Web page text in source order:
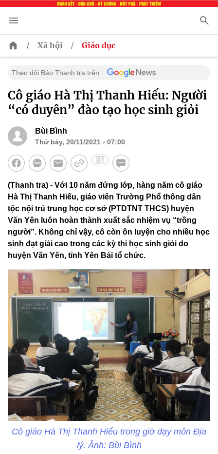
/ Xã hội / Giáo dục
Theo dõi Báo Thanh tra trên
Cô giáo Hà Thị Thanh Hiếu: Người
“có duyên” đào tạo học sinh giỏi
Bùi Bình
Thứ bảy, 20/11/2021 - 07:00
(Thanh tra) - Với 10 năm đứng lớp, hàng năm cô giáo
Hà Thị Thanh Hiếu, giáo viên Trường Phổ thông dân
tộc nội trú trung học cơ sở (PTDTNT THCS) huyện
Văn Yên luôn hoàn thành xuất sắc nhiệm vụ “trồng
người”. Không chỉ vậy, cô còn ôn luyện cho nhiều học
sinh đạt giải cao trong các kỳ thi học sinh giỏi do
huyện Văn Yên, tỉnh Yên Bái tổ chức.
Cô giáo Hà Thị Thanh Hiếu trong giờ dạy môn Địa
lý. Ảnh: Bùi Bình